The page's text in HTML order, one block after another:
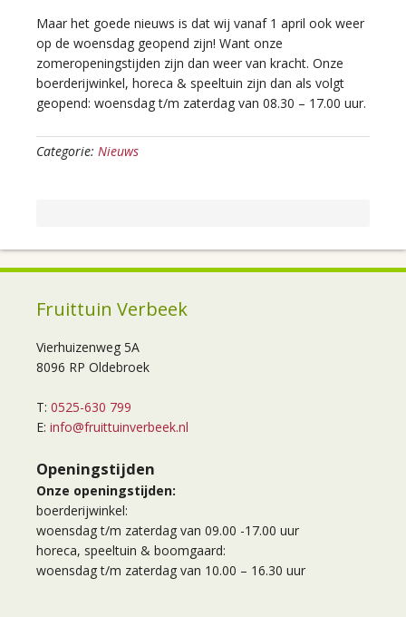
Maar het goede nieuws is dat wij vanaf 1 april ook weer
op de woensdag geopend zijn! Want onze
zomeropeningstijden zijn dan weer van kracht. Onze
boerderijwinkel, horeca & speeltuin zijn dan als volgt
geopend: woensdag t/m zaterdag van 08.30 – 17.00 uur.
Categorie: Nieuws
Fruittuin Verbeek
Vierhuizenweg 5A
8096 RP Oldebroek
T: 0525-630 799
E: info@fruittuinverbeek.nl
Openingstijden
Onze openingstijden:
boerderijwinkel:
woensdag t/m zaterdag van 09.00 -17.00 uur
horeca, speeltuin & boomgaard:
woensdag t/m zaterdag van 10.00 – 16.30 uur